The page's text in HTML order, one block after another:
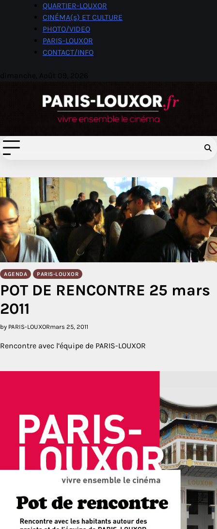
QUARTIER-LOUXOR
CINÉMA(s) ET CULTURE
PHOTO/VIDEO
PARIS-LOUXOR
CONTACT/INFO
dimanche, Août 09, 2026
AGENDA PARIS-LOUXOR
POT DE RENCONTRE 25 mars
2011
by PARIS-LOUXORmars 25, 2011
Rencontre avec l’équipe de PARIS-LOUXOR